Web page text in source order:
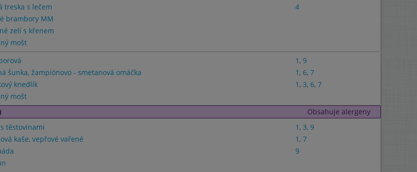
treska s lečem
4
brambory MM
zelí s křenem
mošt
1 , 9
šunka, žampiónovo - smetanová omáčka 1 , 6, 7
knedlík 1 , 3, 6, 7
mošt
Obsahuje alergeny
těstovinami 1 , 3, 9
kaše, vepřové vařené 1 , 7
9